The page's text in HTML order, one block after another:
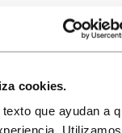
cookies.
que ayudan a